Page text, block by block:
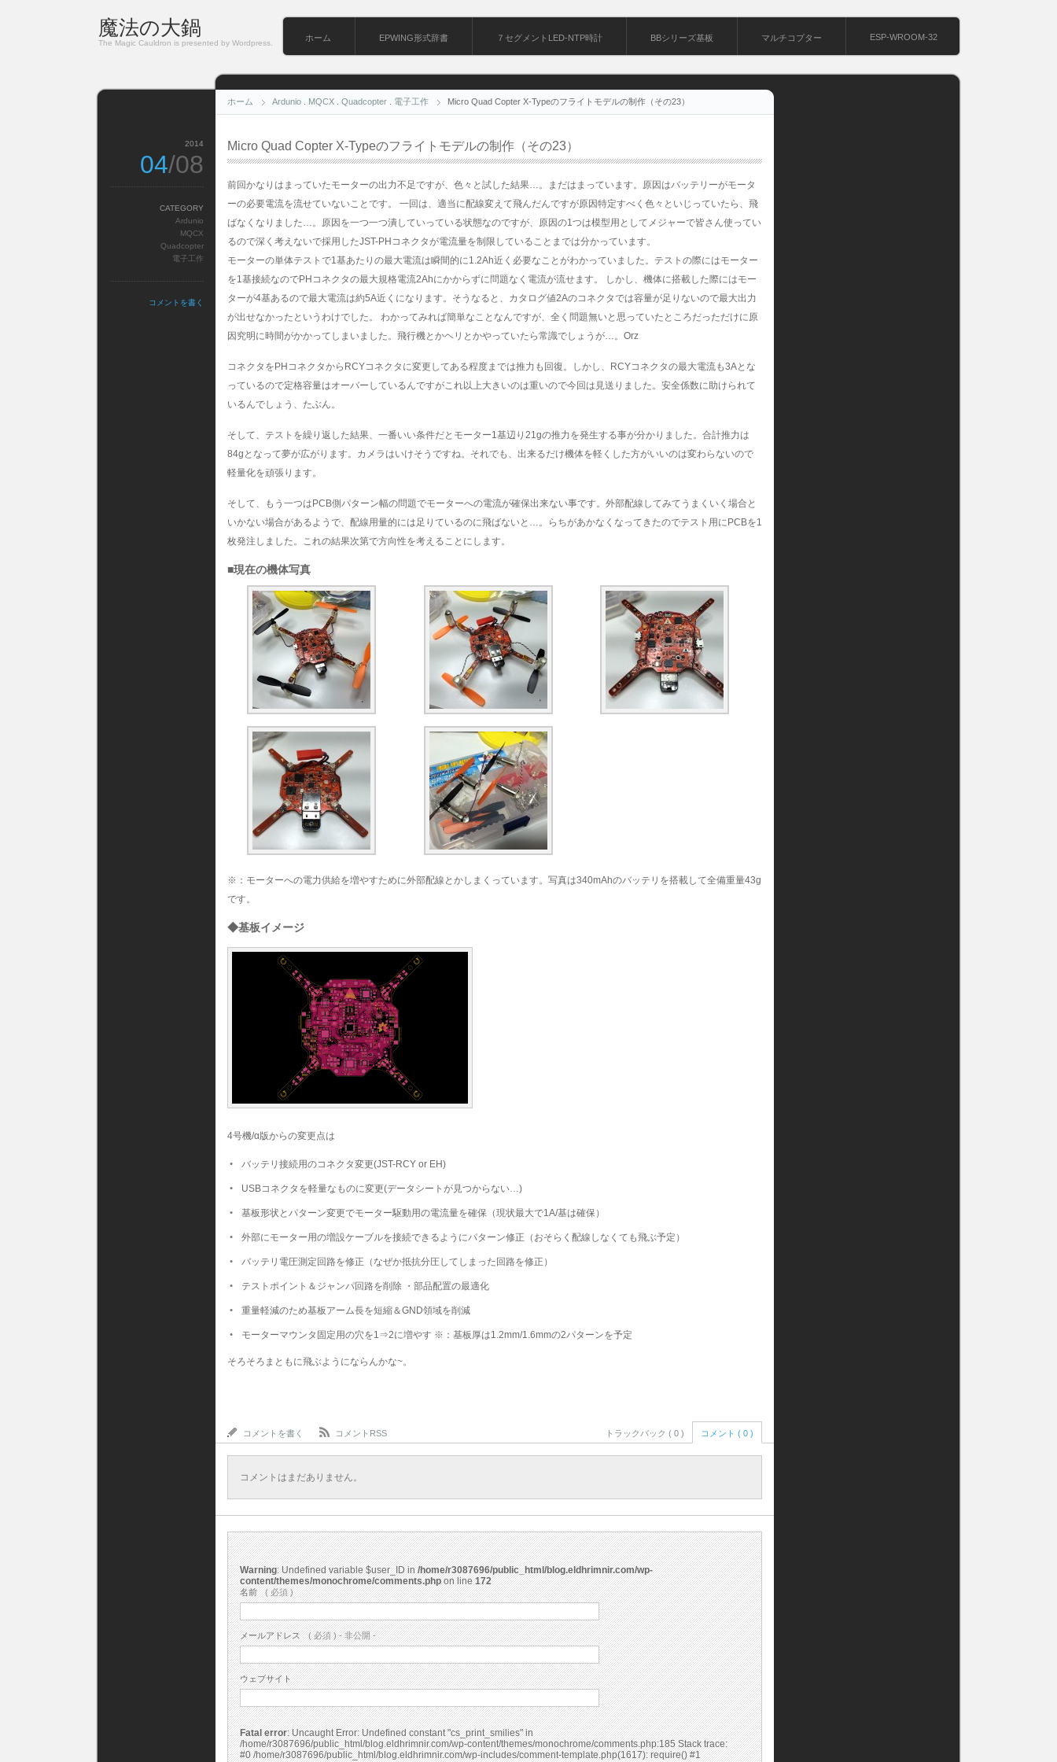
魔法の大鍋
The Magic Cauldron is presented by Wordpress.
ホーム EPWING形式辞書 ７セグメントLED-NTP時計 BBシリーズ基板 マルチコプター ESP-WROOM-32
ホーム Ardunio MQCX Quadcopter 電子工作 Micro Quad Copter X-Typeのフライトモデルの制作（その23）
Micro Quad Copter X-Typeのフライトモデルの制作（その23）
前回かなりはまっていたモーターの出力不足ですが、色々と試した結果…。まだはまっています。原因はバッテリーがモータ
ーの必要電流を流せていないことです。 一回は、適当に配線変えて飛んだんですが原因特定すべく色々といじっていたら、飛
ばなくなりました…。原因を一つ一つ潰していっている状態なのですが、原因の1つは模型用としてメジャーで皆さん使ってい
るので深く考えないで採用したJST-PHコネクタが電流量を制限していることまでは分かっています。
モーターの単体テストで1基あたりの最大電流は瞬間的に1.2Ah近く必要なことがわかっていました。テストの際にはモーター
を1基接続なのでPHコネクタの最大規格電流2Ahにかからずに問題なく電流が流せます。 しかし、機体に搭載した際にはモー
ターが4基あるので最大電流は約5A近くになります。そうなると、カタログ値2Aのコネクタでは容量が足りないので最大出力
が出せなかったというわけでした。 わかってみれば簡単なことなんですが、全く問題無いと思っていたところだっただけに原
因究明に時間がかかってしまいました。飛行機とかヘリとかやっていたら常識でしょうが…。Orz
コネクタをPHコネクタからRCYコネクタに変更してある程度までは推力も回復。しかし、RCYコネクタの最大電流も3Aとな
っているので定格容量はオーバーしているんですがこれ以上大きいのは重いので今回は見送りました。安全係数に助けられて
いるんでしょう、たぶん。
そして、テストを繰り返した結果、一番いい条件だとモーター1基辺り21gの推力を発生する事が分かりました。合計推力は
84gとなって夢が広がります。カメラはいけそうですね。それでも、出来るだけ機体を軽くした方がいいのは変わらないので
軽量化を頑張ります。
そして、もう一つはPCB側パターン幅の問題でモーターへの電流が確保出来ない事です。外部配線してみてうまくいく場合と
いかない場合があるようで、配線用量的には足りているのに飛ばないと…。らちがあかなくなってきたのでテスト用にPCBを1
枚発注しました。これの結果次第で方向性を考えることにします。
■現在の機体写真
※：モーターへの電力供給を増やすために外部配線とかしまくっています。写真は340mAhのバッテリを搭載して全備重量43g
です。
◆基板イメージ
4号機/α版からの変更点は
バッテリ接続用のコネクタ変更(JST-RCY or EH)
USBコネクタを軽量なものに変更(データシートが見つからない…)
基板形状とパターン変更でモーター駆動用の電流量を確保（現状最大で1A/基は確保）
外部にモーター用の増設ケーブルを接続できるようにパターン修正（おそらく配線しなくても飛ぶ予定）
バッテリ電圧測定回路を修正（なぜか抵抗分圧してしまった回路を修正）
テストポイント＆ジャンパ回路を削除 ・部品配置の最適化
重量軽減のため基板アーム長を短縮＆GND領域を削減
モーターマウンタ固定用の穴を1⇒2に増やす ※：基板厚は1.2mm/1.6mmの2パターンを予定
そろそろまともに飛ぶようにならんかな~。
2014
04/08
CATEGORY
Ardunio
MQCX
Quadcopter
電子工作
コメントを書く
コメントを書く コメントRSS トラックバック ( 0 ) コメント ( 0 )
コメントはまだありません。
Warning : Undefined variable $user_ID in/home/r3087696/public_html/blog.eldhrimnir.com/wp-
content/themes/monochrome/comments.phpon line172
名前 ( 必須 )
メールアドレス ( 必須 ) - 非公開 -
ウェブサイト
Fatal error: Uncaught Error: Undefined constant "cs_print_smilies" in
/home/r3087696/public_html/blog.eldhrimnir.com/wp-content/themes/monochrome/comments.php:185 Stack trace:
#0 /home/r3087696/public_html/blog.eldhrimnir.com/wp-includes/comment-template.php(1617): require() #1